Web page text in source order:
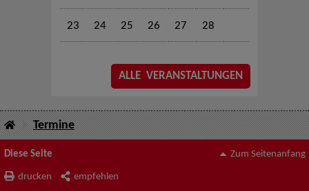
23 24 25 26 27 28
ALLE VERANSTALTUNGEN
Termine
Diese Seite
drucken empfehlen
Zum Seitenanfang